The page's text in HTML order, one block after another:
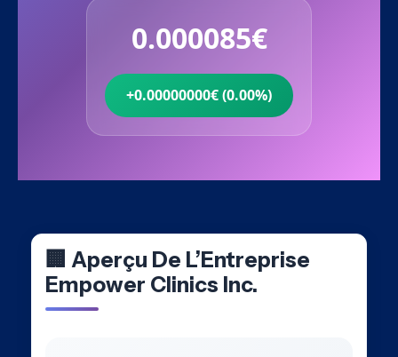
0.000085€
+0.00000000€ (0.00%)
🏢 Aperçu De L’Entreprise
Empower Clinics Inc.